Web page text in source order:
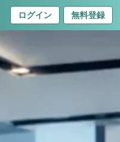
ログイン 無料登録